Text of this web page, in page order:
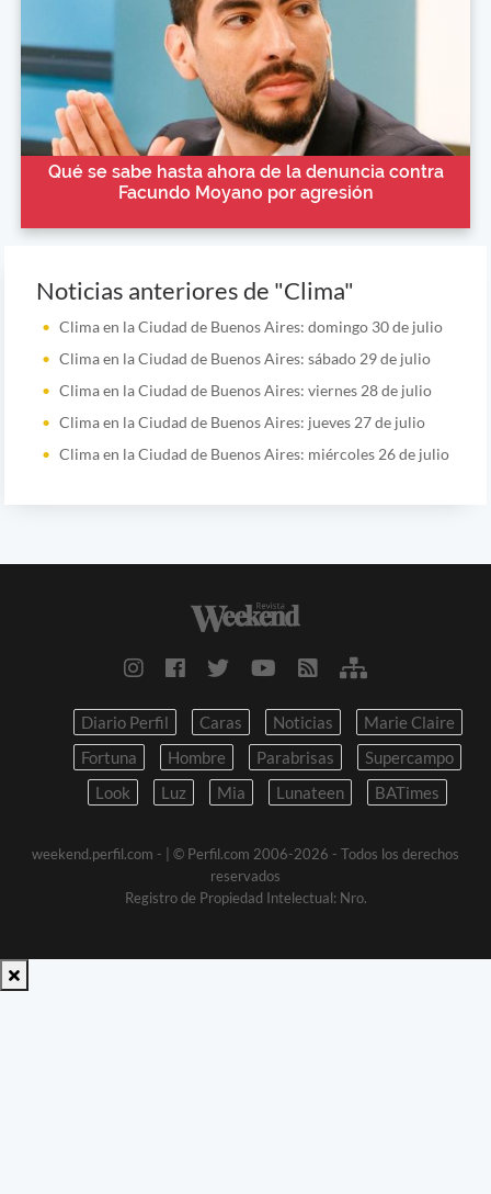
Qué se sabe hasta ahora de la denuncia contra
Facundo Moyano por agresión
Noticias anteriores de "Clima"
Clima en la Ciudad de Buenos Aires: domingo 30 de julio
Clima en la Ciudad de Buenos Aires: sábado 29 de julio
Clima en la Ciudad de Buenos Aires: viernes 28 de julio
Clima en la Ciudad de Buenos Aires: jueves 27 de julio
Clima en la Ciudad de Buenos Aires: miércoles 26 de julio
Diario Perfil Caras Noticias
Marie Claire
Fortuna
Hombre Parabrisas
Supercampo
Look
Luz Mia Lunateen BATimes
weekend.perfil.com -
| © Perfil.com 2006-2026 - Todos los derechos
reservados
Registro de Propiedad Intelectual: Nro.